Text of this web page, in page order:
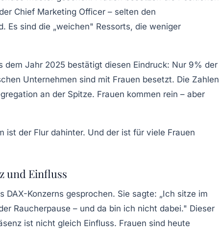
Chief Marketing Officer – selten den
Es sind die „weichen" Ressorts, die weniger
dem Jahr 2025 bestätigt diesen Eindruck: Nur 9% der
Unternehmen sind mit Frauen besetzt. Die Zahlen
an der Spitze. Frauen kommen rein – aber
ist der Flur dahinter. Und der ist für viele Frauen
und Einfluss
DAX-Konzerns gesprochen. Sie sagte: „Ich sitze im
Raucherpause – und da bin ich nicht dabei." Dieser
ist nicht gleich Einfluss. Frauen sind heute